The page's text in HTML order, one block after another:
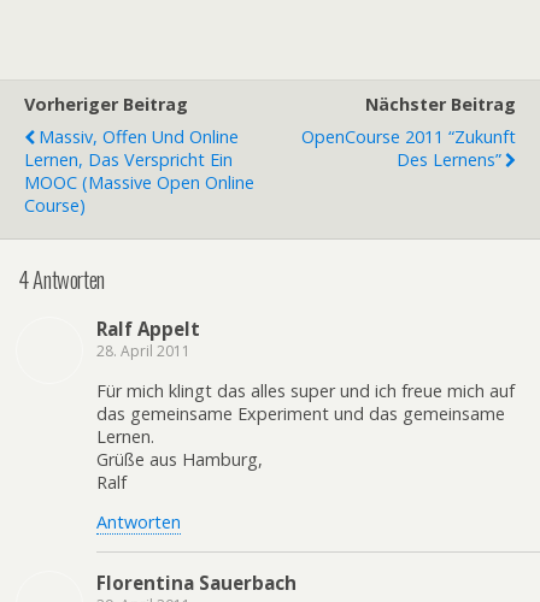
Vorheriger Beitrag
Massiv, Offen Und Online
Lernen, Das Verspricht Ein
MOOC (Massive Open Online
Course)
Nächster Beitrag
OpenCourse 2011 “Zukunft
Des Lernens”
4 Antworten
Ralf Appelt
28. April 2011
Für mich klingt das alles super und ich freue mich auf
das gemeinsame Experiment und das gemeinsame
Lernen.
Grüße aus Hamburg,
Ralf
Antworten
Florentina Sauerbach